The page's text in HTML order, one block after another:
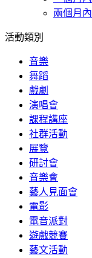
兩個月內
活動類別
音樂
舞蹈
戲劇
演唱會
課程講座
社群活動
展覽
研討會
音樂會
藝人見面會
電影
電音派對
遊戲競賽
藝文活動